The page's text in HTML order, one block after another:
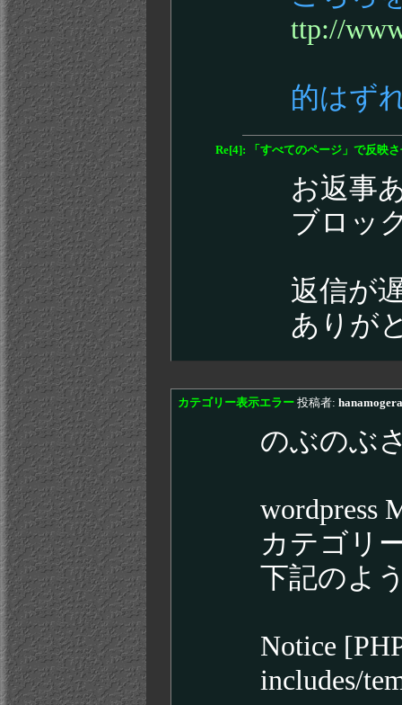
ttp://
的はず
Re[4]: 「すべてのページ」で反映
お返事
ブロッ
返信が
ありが
カテゴリー表示エラー 投稿者:
のぶのぶ
wordpress
カテゴリ
下記のよ
Notice
includes/